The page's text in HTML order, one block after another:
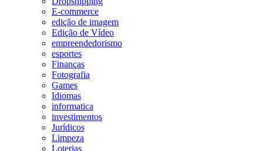
E-commerce
edição de imagem
Edição de Vídeo
empreendedorismo
esportes
Finanças
Fotografia
Games
Idiomas
informatica
investimentos
Jurídicos
Limpeza
Loterias